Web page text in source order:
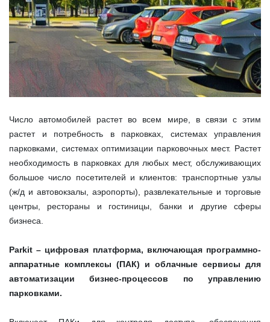
Число автомобилей растет во всем мире, в связи с этим
растет и потребность в парковках, системах управления
парковками, системах оптимизации парковочных мест. Растет
необходимость в парковках для любых мест, обслуживающих
большое число посетителей и клиентов: транспортные узлы
(ж/д и автовокзалы, аэропорты), развлекательные и торговые
центры, рестораны и гостиницы, банки и другие сферы
бизнеса.
Parkit – цифровая платформа, включающая программно-
аппаратные комплексы (ПАК) и облачные сервисы для
автоматизации бизнес-процессов по управлению
парковками.